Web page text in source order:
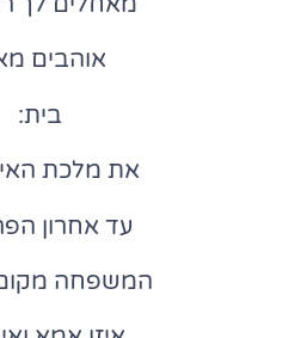
אוהבים
בית:
את מלכת
עד אחרון
המשפחה